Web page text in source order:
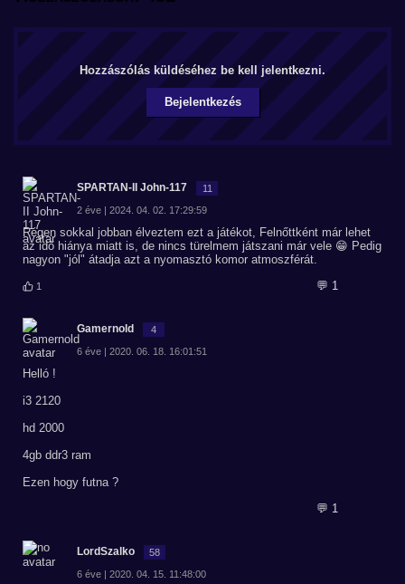
Hozzászólás küldéséhez be kell jelentkezni.
Bejelentkezés
SPARTAN-II John-117 11
2 éve | 2024. 04. 02. 17:29:59
Régen sokkal jobban élveztem ezt a játékot, Felnőttként már lehet
az idő hiánya miatt is, de nincs türelmem játszani már vele 😁 Pedig
nagyon "jól" átadja azt a nyomasztó komor atmoszférát.
1 💬 1
Gamernold 4
6 éve | 2020. 06. 18. 16:01:51
Helló !
i3 2120
hd 2000
4gb ddr3 ram
Ezen hogy futna ?
💬 1
LordSzalko 58
6 éve | 2020. 04. 15. 11:48:00